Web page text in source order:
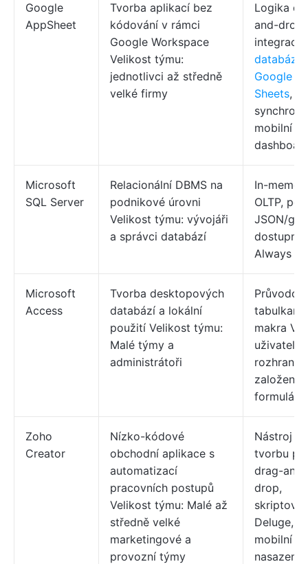
Google
AppSheet
Tvorba aplikací bez
kódování v rámci
Google Workspace
Velikost týmu:
jednotlivci až středně
velké firmy
Logika
and-drop,
integrace
databáze
Google
Sheets,
mobilní
Microsoft
SQL Server
Relacionální DBMS na
podnikové úrovni
Velikost týmu: vývojáři
a správci databází
In-
OLTP,
JSON/
Always
Microsoft
Access
Tvorba desktopových
databází a lokální
použití Velikost týmu:
Malé týmy a
administrátoři
Průvodci
tabulkami,
makra
rozhraní
založené
Zoho
Creator
Nízko-kódové
obchodní aplikace s
automatizací
pracovních postupů
Velikost týmu: Malé až
středně velké
marketingové a
provozní týmy
Nástroj
tvorbu
drag-and-
drop,
Deluge,
mobilní
nasazení